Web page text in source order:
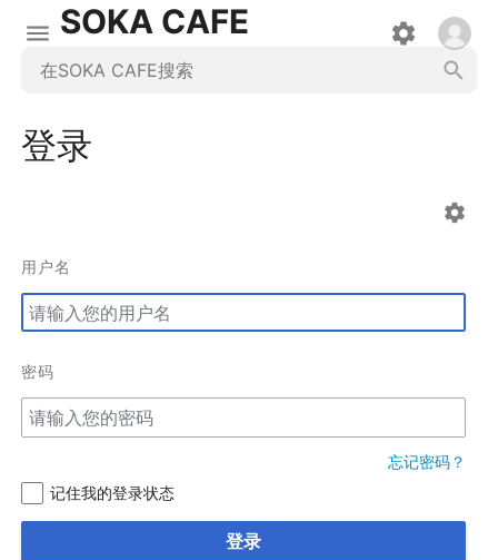
SOKA CAFE
登录
用户名
密码
记住我的登录状态
登录
忘记密码？